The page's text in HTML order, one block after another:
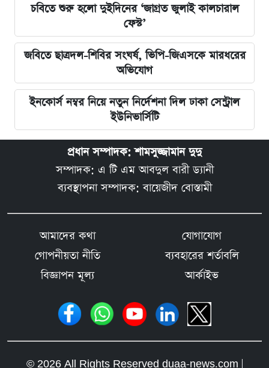
চবিতে শুরু হলো দুইদিনের ‘জাগ্রত জুলাই কালচারাল
ফেস্ট’
জবিতে ছাত্রদল-শিবির সংঘর্ষ, ভিপি-জিএসকে মারধরের
অভিযোগ
ইনকোর্স নম্বর নিয়ে নতুন নির্দেশনা দিল ঢাকা সেন্ট্রাল
ইউনিভার্সিটি
প্রধান সম্পাদক: শামসুজ্জামান দুদু
সম্পাদক: এ টি এম আবদুল বারী ড্যানী
ব্যবস্থাপনা সম্পাদক: বায়েজীদ বোস্তামী
আমাদের কথা
যোগাযোগ
গোপনীয়তা নীতি
ব্যবহারের শর্তাবলি
বিজ্ঞাপন মূল্য
আর্কাইভ
© 2026 All Rights Reserved duaa-news.com |